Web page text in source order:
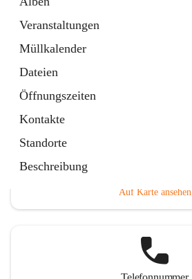
Veranstaltungen
Müllkalender
Dateien
Öffnungszeiten
Kontakte
Standorte
Beschreibung
Auf Karte ansehen